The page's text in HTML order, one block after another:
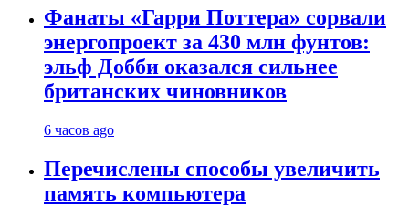
Фанаты «Гарри Поттера» сорвали
энергопроект за 430 млн фунтов:
эльф Добби оказался сильнее
британских чиновников
6 часов ago
Перечислены способы увеличить
память компьютера